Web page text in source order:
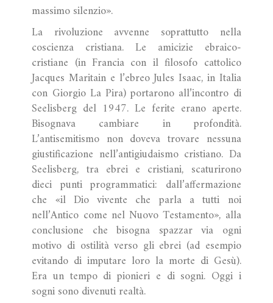
massimo silenzio».
La rivoluzione avvenne soprattutto nella
coscienza cristiana. Le amicizie ebraico-
cristiane (in Francia con il filosofo cattolico
Jacques Maritain e l’ebreo Jules Isaac, in Italia
con Giorgio La Pira) portarono all’incontro di
Seelisberg del 1947. Le ferite erano aperte.
Bisognava cambiare in profondità.
L’antisemitismo non doveva trovare nessuna
giustificazione nell’antigiudaismo cristiano. Da
Seelisberg, tra ebrei e cristiani, scaturirono
dieci punti programmatici: dall’affermazione
che «il Dio vivente che parla a tutti noi
nell’Antico come nel Nuovo Testamento», alla
conclusione che bisogna spazzar via ogni
motivo di ostilità verso gli ebrei (ad esempio
evitando di imputare loro la morte di Gesù).
Era un tempo di pionieri e di sogni. Oggi i
sogni sono divenuti realtà.